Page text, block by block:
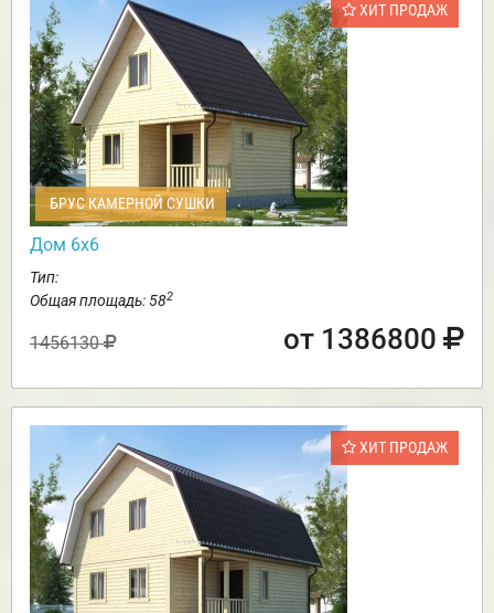
ХИТ ПРОДАЖ
БРУС КАМЕРНОЙ СУШКИ
Дом 6х6
Тип:
Общая площадь: 582
1456130 от 1386800
ХИТ ПРОДАЖ